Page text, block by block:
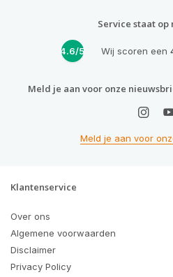
Service staat op
4.6/5 Wij scoren een
Meld je aan voor onze
Meld je aan voor
Klantenservice
Over ons
Algemene voorwaarden
Disclaimer
Privacy Policy